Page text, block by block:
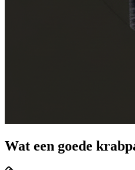
Wat een goede